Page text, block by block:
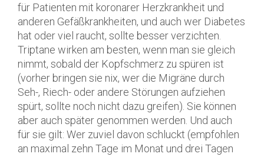
für Patienten mit koronarer Herzkrankheit und
anderen Gefäßkrankheiten, und auch wer Diabetes
hat oder viel raucht, sollte besser verzichten.
Triptane wirken am besten, wenn man sie gleich
nimmt, sobald der Kopfschmerz zu spüren ist
(vorher bringen sie nix, wer die Migräne durch
Seh-, Riech- oder andere Störungen aufziehen
spürt, sollte noch nicht dazu greifen). Sie können
aber auch später genommen werden. Und auch
für sie gilt: Wer zuviel davon schluckt (empfohlen
an maximal zehn Tage im Monat und drei Tagen